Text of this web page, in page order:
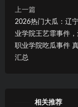
上一篇
2026热门大瓜：辽
业学院王艺霏事件
职业学院吃瓜事件
汇总
相关推荐